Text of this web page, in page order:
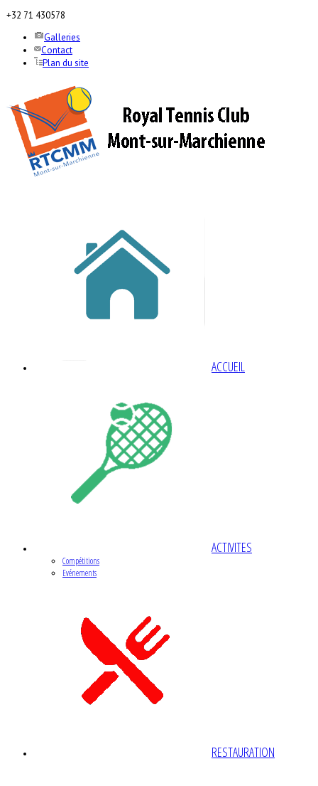
+32 71 430578
Galleries
Contact
Plan du site
ACCUEIL
ACTIVITES
Compétitions
Evénements
RESTAURATION